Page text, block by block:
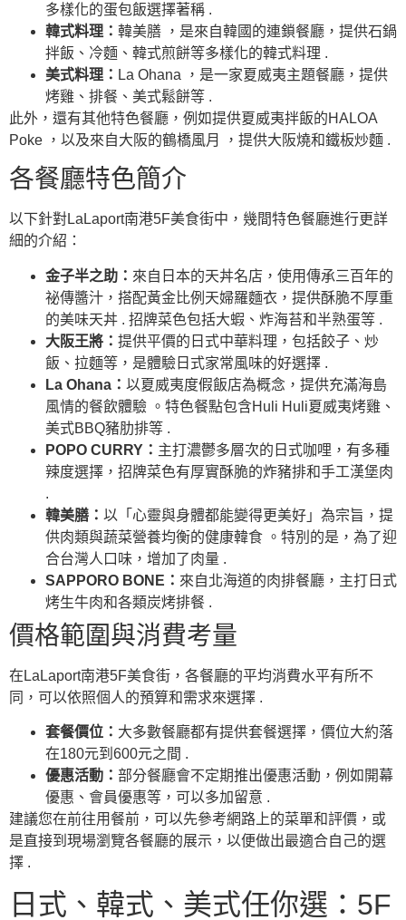
多樣化的蛋包飯選擇著稱 .
韓式料理： 韓美膳 ，是來自韓國的連鎖餐廳，提供石鍋
拌飯、冷麵、韓式煎餅等多樣化的韓式料理 .
美式料理： La Ohana ，是一家夏威夷主題餐廳，提供
烤雞、排餐、美式鬆餅等 .
此外，還有其他特色餐廳，例如提供夏威夷拌飯的HALOA
Poke ，以及來自大阪的鶴橋風月 ，提供大阪燒和鐵板炒麵 .
各餐廳特色簡介
以下針對LaLaport南港5F美食街中，幾間特色餐廳進行更詳
細的介紹：
金子半之助： 來自日本的天丼名店，使用傳承三百年的
祕傳醬汁，搭配黃金比例天婦羅麵衣，提供酥脆不厚重
的美味天丼 . 招牌菜色包括大蝦、炸海苔和半熟蛋等 .
大阪王將： 提供平價的日式中華料理，包括餃子、炒
飯、拉麵等，是體驗日式家常風味的好選擇 .
La Ohana： 以夏威夷度假飯店為概念，提供充滿海島
風情的餐飲體驗 。特色餐點包含Huli Huli夏威夷烤雞、
美式BBQ豬肋排等 .
POPO CURRY： 主打濃鬱多層次的日式咖哩，有多種
辣度選擇，招牌菜色有厚實酥脆的炸豬排和手工漢堡肉
.
韓美膳： 以「心靈與身體都能變得更美好」為宗旨，提
供肉類與蔬菜營養均衡的健康韓食 。特別的是，為了迎
合台灣人口味，增加了肉量 .
SAPPORO BONE： 來自北海道的肉排餐廳，主打日式
烤生牛肉和各類炭烤排餐 .
價格範圍與消費考量
在LaLaport南港5F美食街，各餐廳的平均消費水平有所不
同，可以依照個人的預算和需求來選擇 .
套餐價位： 大多數餐廳都有提供套餐選擇，價位大約落
在180元到600元之間 .
優惠活動： 部分餐廳會不定期推出優惠活動，例如開幕
優惠、會員優惠等，可以多加留意 .
建議您在前往用餐前，可以先參考網路上的菜單和評價，或
是直接到現場瀏覽各餐廳的展示，以便做出最適合自己的選
擇 .
日式、韓式、美式任你選：5F